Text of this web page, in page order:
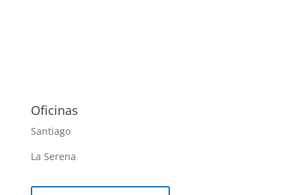
Oficinas
Santiago
La Serena